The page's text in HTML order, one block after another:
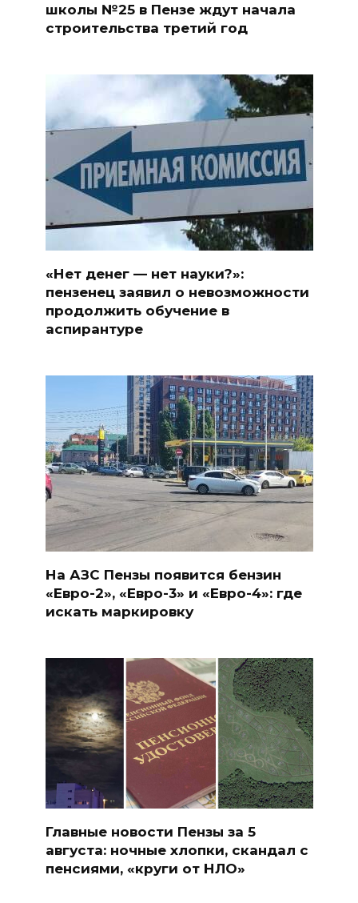
школы №25 в Пензе ждут начала
строительства третий год
«Нет денег — нет науки?»:
пензенец заявил о невозможности
продолжить обучение в
аспирантуре
На АЗС Пензы появится бензин
«Евро-2», «Евро-3» и «Евро-4»: где
искать маркировку
Главные новости Пензы за 5
августа: ночные хлопки, скандал с
пенсиями, «круги от НЛО»